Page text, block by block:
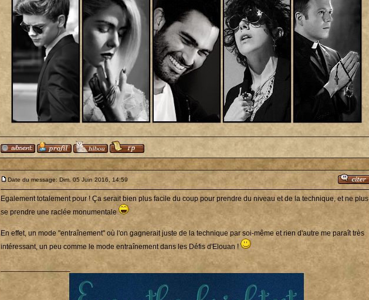
Date du message: Dim. 05 Juin 2016, 14:59
Egalement totalement pour ! Ça serait bien plus facile du coup pour prendre du niveau et de la technique, et ne plus
se prendre une raclée monumentale
En effet, un mode "entraînement" où l'on gagnerait juste de la technique par soi-même et rien d'autre me paraît très
intéressant, un peu comme le mode entraînement dans les Défis d'Elouan !